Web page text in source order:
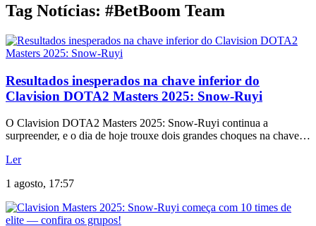
Tag Notícias: #BetBoom Team
Resultados inesperados na chave inferior do
Clavision DOTA2 Masters 2025: Snow-Ruyi
O Clavision DOTA2 Masters 2025: Snow-Ruyi continua a
surpreender, e o dia de hoje trouxe dois grandes choques na chave…
Ler
1 agosto, 17:57